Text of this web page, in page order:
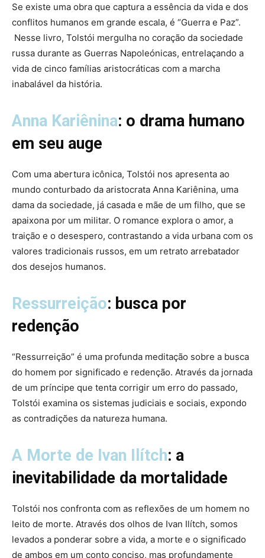
Se existe uma obra que captura a essência da vida e dos
conflitos humanos em grande escala, é “Guerra e Paz”.
Nesse livro, Tolstói mergulha no coração da sociedade
russa durante as Guerras Napoleónicas, entrelaçando a
vida de cinco famílias aristocráticas com a marcha
inabalável da história.
Anna Kariênina: o drama humano
em seu auge
Com uma abertura icônica, Tolstói nos apresenta ao
mundo conturbado da aristocrata Anna Kariênina, uma
dama da sociedade, já casada e mãe de um filho, que se
apaixona por um militar. O romance explora o amor, a
traição e o desespero, contrastando a vida urbana com os
valores tradicionais russos, em um retrato arrebatador
dos desejos humanos.
Ressurreição: busca por
redenção
“Ressurreição” é uma profunda meditação sobre a busca
do homem por significado e redenção. Através da jornada
de um príncipe que tenta corrigir um erro do passado,
Tolstói examina os sistemas judiciais e sociais, expondo
as contradições da natureza humana.
A Morte de Ivan Ilítch: a
inevitabilidade da mortalidade
Tolstói nos confronta com as reflexões de um homem no
leito de morte. Através dos olhos de Ivan Ilítch, somos
levados a ponderar sobre a vida, a morte e o significado
de ambos em um conto conciso, mas profundamente